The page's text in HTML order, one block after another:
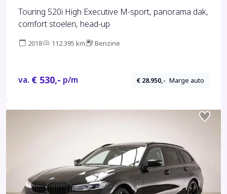
Touring 520i High Executive M-sport, panorama dak,
comfort stoelen, head-up
2018 112.395 km Benzine
va. € 530,- p/m € 28.950,- Marge auto